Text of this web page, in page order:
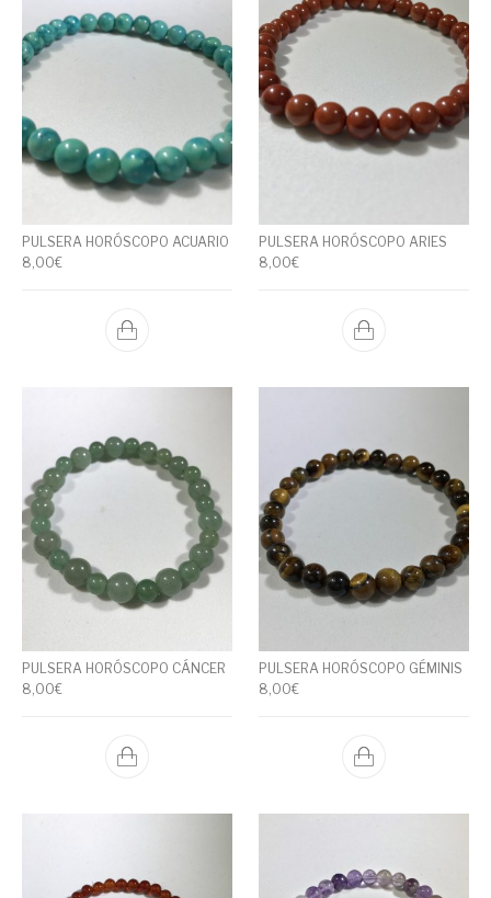
PULSERA HORÓSCOPO ACUARIO
8,00€
PULSERA HORÓSCOPO ARIES
8,00€
PULSERA HORÓSCOPO CÁNCER
8,00€
PULSERA HORÓSCOPO GÉMINIS
8,00€